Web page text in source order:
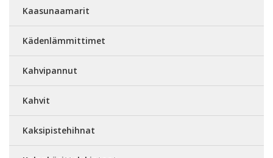
Kaasunaamarit
Kädenlämmittimet
Kahvipannut
Kahvit
Kaksipistehihnat